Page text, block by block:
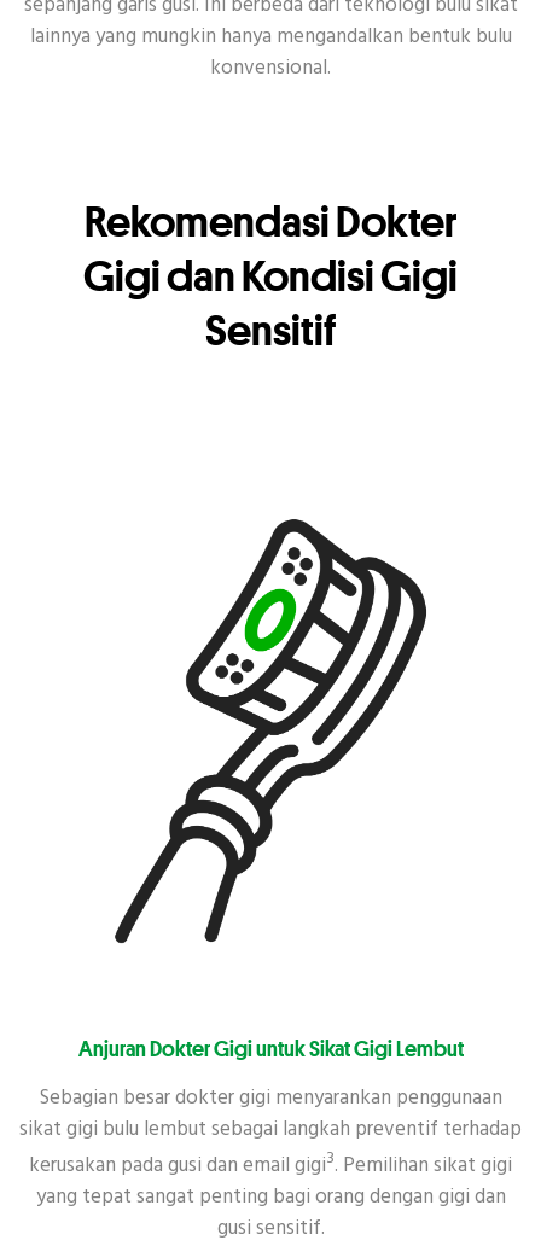
lainnya yang mungkin hanya mengandalkan bentuk bulu
konvensional.
Rekomendasi Dokter
Gigi dan Kondisi Gigi
Sensitif
Anjuran Dokter Gigi untuk Sikat Gigi Lembut
Sebagian besar dokter gigi menyarankan penggunaan
sikat gigi bulu lembut sebagai langkah preventif terhadap
kerusakan pada gusi dan email gigi3. Pemilihan sikat gigi
yang tepat sangat penting bagi orang dengan gigi dan
gusi sensitif.